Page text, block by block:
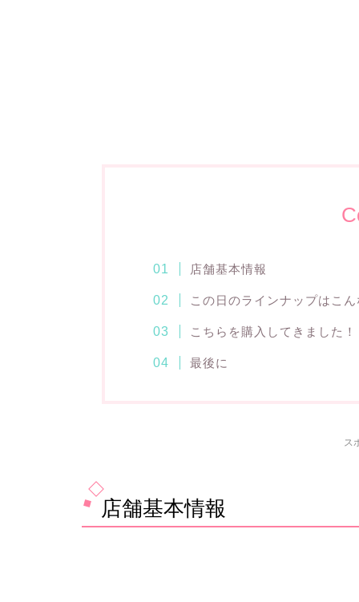
店舗基本情報
この日のラインナップはこ
こちらを購入してきました！
最後に
ス
店舗基本情報